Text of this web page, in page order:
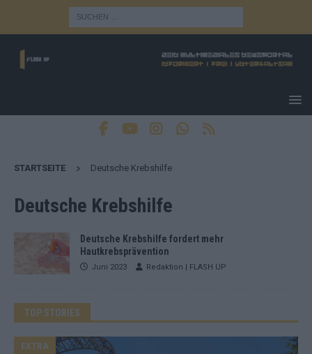
STARTSEITE Deutsche Krebshilfe
Deutsche Krebshilfe
Deutsche Krebshilfe fordert mehr
Hautkrebsprävention
Juni 2023 Redaktion | FLASH UP
TOP STORIES
EXTRA